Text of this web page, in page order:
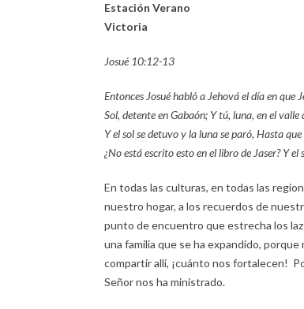
Estación Verano
Victoria
Josué 10:12-13
Entonces Josué habló a Jehová el día en que
Sol, detente en Gabaón; Y tú, luna, en el valle
Y el sol se detuvo y la luna se paró, Hasta
¿No está escrito esto en el libro de Jaser? Y
En todas las culturas, en todas las
nuestro hogar, a los recuerdos de
punto de encuentro que estrecha los
una familia que se ha expandido,
compartir allí, ¡cuánto nos fortalecen!
Señor nos ha ministrado.